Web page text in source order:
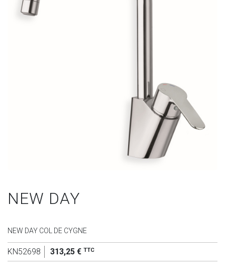
NEW DAY
NEW DAY COL DE CYGNE
KN52698 313,25 € TTC